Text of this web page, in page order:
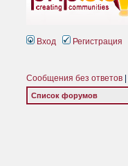
Вход Регистрация
Сообщения без ответов
Список форумов